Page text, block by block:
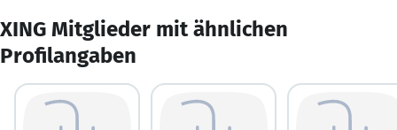
XING Mitglieder mit ähnlichen
Profilangaben